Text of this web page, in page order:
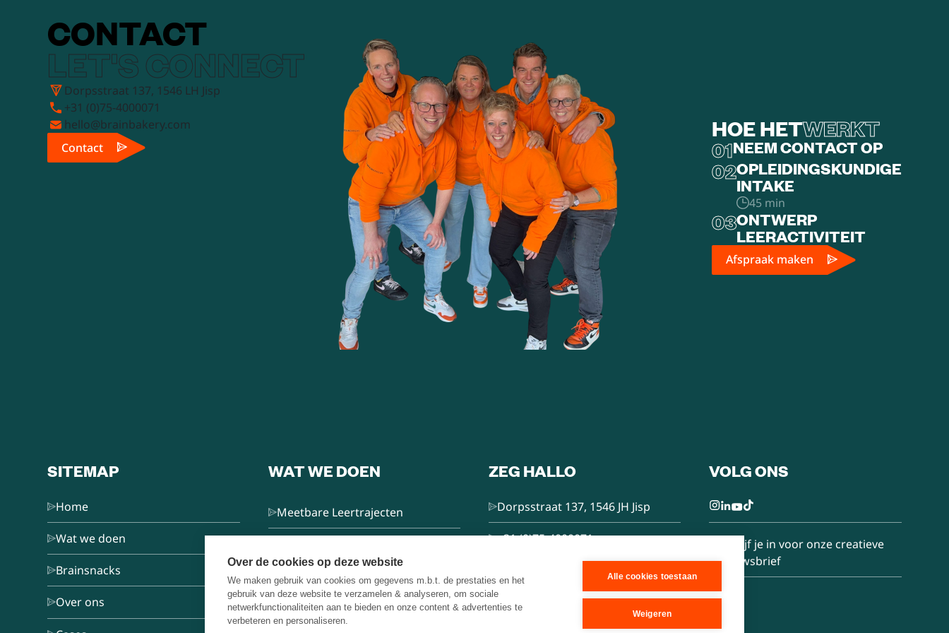
CONTACT
LET'S CONNECT
Dorpsstraat 137, 1546 LH Jisp
+31 (0)75-4000071
hello@brainbakery.com
Contact
HOE HETWERKT
01NEEM CONTACT OP
02OPLEIDINGSKUNDIGE
INTAKE
45 min
03ONTWERP
LEERACTIVITEIT
Afspraak maken
SITEMAP
Home
Wat we doen
Brainsnacks
Over ons
WAT WE DOEN
Meetbare Leertrajecten
Train de Trainer
Keynotes
ZEG HALLO
Dorpsstraat 137, 1546 JH Jisp
+31 (0)75-4000071
hello@brainbakery.com
VOLG ONS
Schrijf je in voor onze creatieve
nieuwsbrief
Over de cookies op deze website
We maken gebruik van cookies om gegevens m.b.t. de prestaties en het
gebruik van deze website te verzamelen & analyseren, om sociale
netwerkfunctionaliteiten aan te bieden en onze content & advertenties te
verbeteren en personaliseren.
Alle cookies toestaan
Weigeren